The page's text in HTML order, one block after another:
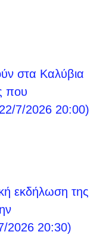
στα Καλύβια
που
7/2026 20:00)
εκδήλωση της
2026 20:30)